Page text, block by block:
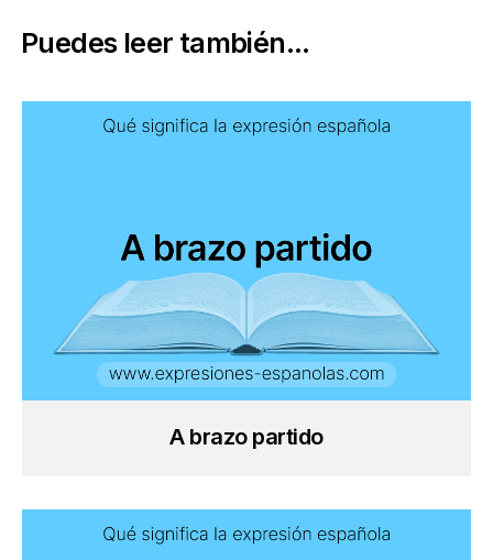
Puedes leer también...
A brazo partido